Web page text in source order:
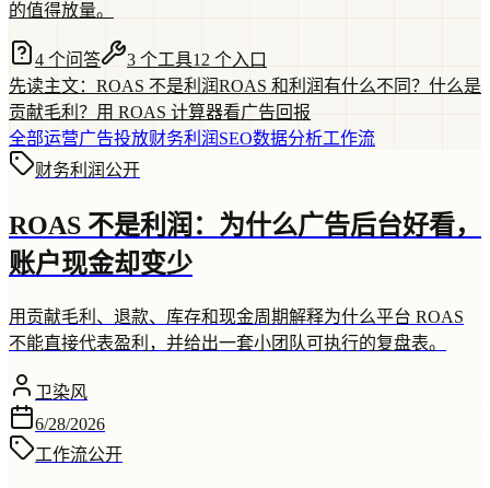
的值得放量。
4 个问答 3 个工具12 个入口
先读主文：ROAS 不是利润ROAS 和利润有什么不同？ 什么是
贡献毛利？ 用 ROAS 计算器看广告回报
全部运营广告投放财务利润 SEO数据分析工作流
财务利润 公开
ROAS 不是利润：为什么广告后台好看，
账户现金却变少
用贡献毛利、退款、库存和现金周期解释为什么平台 ROAS
不能直接代表盈利，并给出一套小团队可执行的复盘表。
卫染风
6/28/2026
工作流公开